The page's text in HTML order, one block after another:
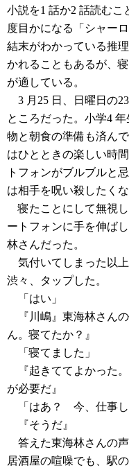
小説を1 話か2 話読むこ
度目かになる「シャー
結末がわかっている推
かれることもあるが、
が適している。
3 月25 日、日曜日の
ところだった。小学4
物と朝食の準備も済ん
はひとときの楽しい時
トフォンがブルブルと
は相手を呪い殺したくな
寝たことにして無視
ートフォンに手を伸ば
林さんだった。
気付いてしまった以
渋々、タップした。
「はい」
『川嶋』東海林さん
ん。寝てたか？』
「寝てました」
『起きててよかった
が必要だ』
「はあ？ 今、仕事し
『そうだ』
答えた東海林さんの声
居酒屋の喧噪でも、駅